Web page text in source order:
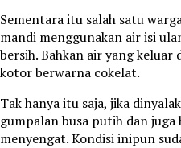
Sementara itu salah satu
mandi menggunakan air isi
bersih. Bahkan air yang
kotor berwarna cokelat.
Tak hanya itu saja, jika
gumpalan busa putih dan
menyengat. Kondisi inipun